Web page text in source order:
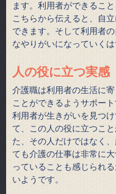
ます。利用者ができるこ
こちらから伝えると、自
できます。そして利用者
なやりがいになっていくは
人の役に立つ実感
介護職は利用者の生活に
ことができるようサポー
利用者が生きがいを見つ
て、この人の役に立つこ
た、その人だけではなく
ても介護の仕事は非常に
っていることも感じられ
いようです。